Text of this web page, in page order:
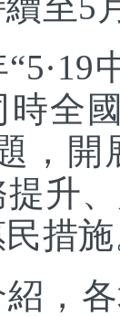
中
時全
，
升
措施
各